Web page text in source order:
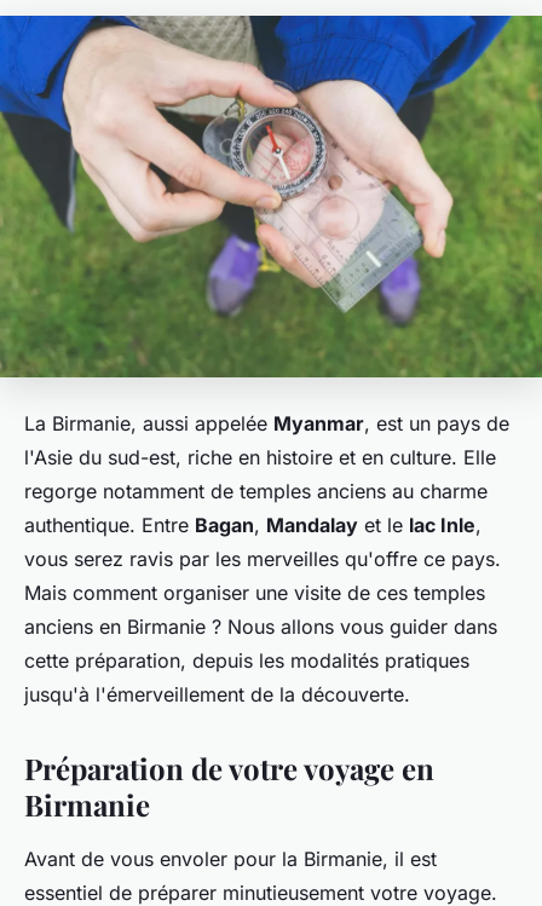
La Birmanie, aussi appelée Myanmar, est un pays de
l'Asie du sud-est, riche en histoire et en culture. Elle
regorge notamment de temples anciens au charme
authentique. Entre Bagan, Mandalay et le lac Inle,
vous serez ravis par les merveilles qu'offre ce pays.
Mais comment organiser une visite de ces temples
anciens en Birmanie ? Nous allons vous guider dans
cette préparation, depuis les modalités pratiques
jusqu'à l'émerveillement de la découverte.
Préparation de votre voyage en
Birmanie
Avant de vous envoler pour la Birmanie, il est
essentiel de préparer minutieusement votre voyage.